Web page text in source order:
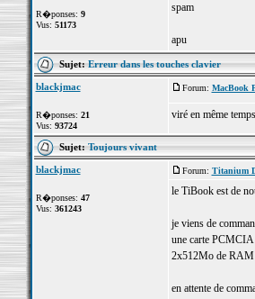
R�ponses: 9
Vus: 51173
spam
apu
Sujet:Erreur dans les touches clavier
blackjmac
R�ponses: 21
Vus: 93724
Forum: MacBook
viré en même
Sujet:Toujours vivant
blackjmac
R�ponses: 47
Vus: 361243
Forum: Titanium
le TiBook est de
je viens de
une carte
2x512Mo de RAM
en attente de